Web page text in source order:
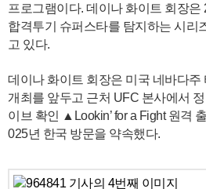
프로그램이다. 데이나 화이트 회장
합격투기 슈퍼스타를 탐지하는 시리
고 있다.
데이나 화이트 회장은 미국 네바다
개최를 앞두고 근처 UFC 본사에서
이브 확인 ▲Lookin’ for a Fight 원격
025년 한국 방문을 약속했다.